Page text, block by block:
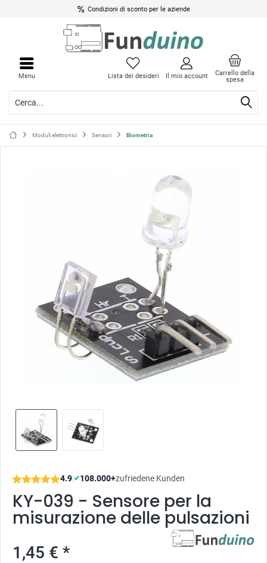
Condizioni di sconto per le aziende
Carrello della
spesa
Lista dei desideri Il mio account
Menu
Moduli elettronici Sensori Biometria
4.9|✔108.000+zufriedene Kunden
KY-039 - Sensore per la
misurazione delle pulsazioni
1,45 € *
menu
menu